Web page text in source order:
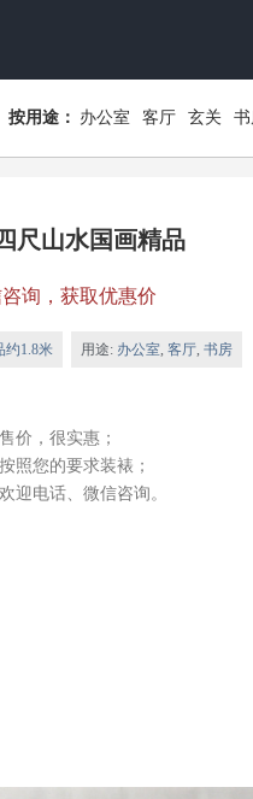
按用途： 办公室 客厅 玄关
尺山水国画精品
询，获取优惠价
约1.8米 用途: 办公室 客厅 书房
价，很实惠；
照您的要求装裱；
迎电话、微信咨询。